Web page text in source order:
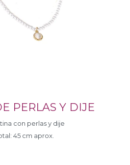
PERLAS Y DIJE
con perlas y dije
45 cm aprox.